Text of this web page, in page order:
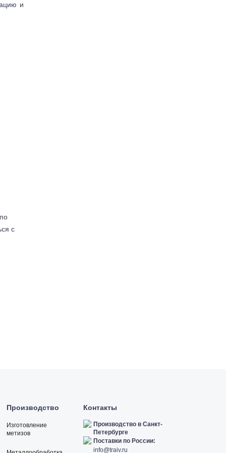
и
с
Производство
Изготовление
метизов
Контакты
Производство в Санкт-
Петербурге
Поставки по России:
info@traiv.ru